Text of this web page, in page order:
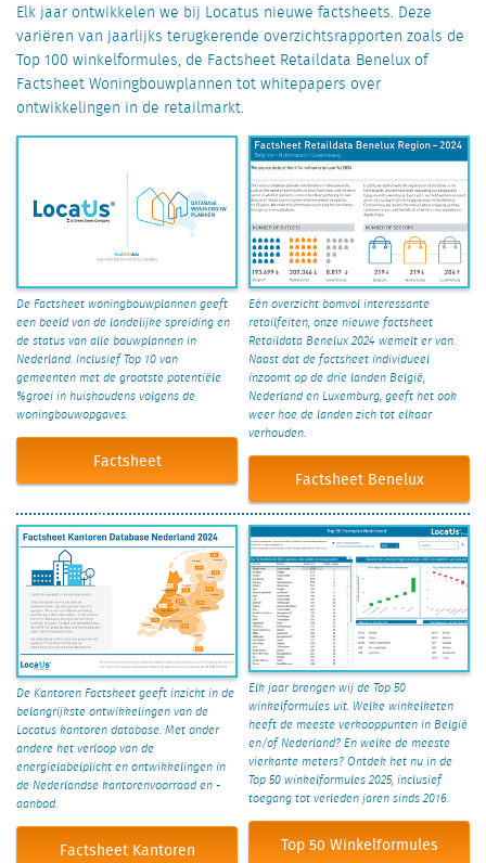
Elk jaar ontwikkelen we bij Locatus nieuwe factsheets. Deze
variëren van jaarlijks terugkerende overzichtsrapporten zoals de
Top 100 winkelformules, de Factsheet Retaildata Benelux of
Factsheet Woningbouwplannen tot whitepapers over
ontwikkelingen in de retailmarkt.
De Factsheet woningbouwplannen geeft
een beeld van de landelijke spreiding en
de status van alle bouwplannen in
Nederland. Inclusief Top 10 van
gemeenten met de grootste potentiële
%groei in huishoudens volgens de
woningbouwopgaves.
Factsheet
Woningbouwplannen
Eén overzicht bomvol interessante
retailfeiten, onze nieuwe factsheet
Retaildata Benelux 2024 wemelt er van.
Naast dat de factsheet individueel
inzoomt op de drie landen België,
Nederland en Luxemburg, geeft het ook
weer hoe de landen zich tot elkaar
verhouden.
Factsheet Benelux
De Kantoren Factsheet geeft inzicht in de
belangrijkste ontwikkelingen van de
Locatus kantoren database. Met onder
andere het verloop van de
energielabelplicht en ontwikkelingen in
de Nederlandse kantorenvoorraad en -
aanbod.
Factsheet Kantoren
Elk jaar brengen wij de Top 50
winkelformules uit. Welke winkelketen
heeft de meeste verkooppunten in België
en/of Nederland? En welke de meeste
vierkante meters? Ontdek het nu in de
Top 50 winkelformules 2025, inclusief
toegang tot verleden jaren sinds 2016.
Top 50 Winkelformules